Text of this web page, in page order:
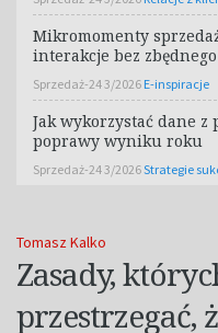
Tomasz Kalko
Zasady,
przestrzegać,
Mikromomenty
interakcje bez
Sprzedaż-24 3/2026 E-inspiracje
Jak wykorzystać dane z
poprawy wyniku roku
Sprzedaż-24 3/2026Strategie